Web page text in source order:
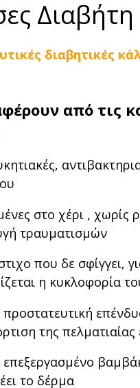
διαβητικές
από τις
στο χέρι , χωρίς
τραυματισμών
που δε σφίγγει,
η κυκλοφορία
προστατευτική
της πελματιαίας
επεξεργασμένο
το δέρμα